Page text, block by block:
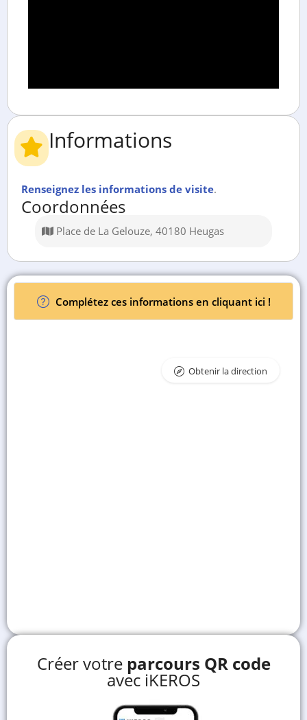
Informations
Renseignez les informations de visite.
Coordonnées
Place de La Gelouze, 40180 Heugas
Complétez ces informations en cliquant ici !
Obtenir la direction
Créer votre parcours QR code
avec iKEROS